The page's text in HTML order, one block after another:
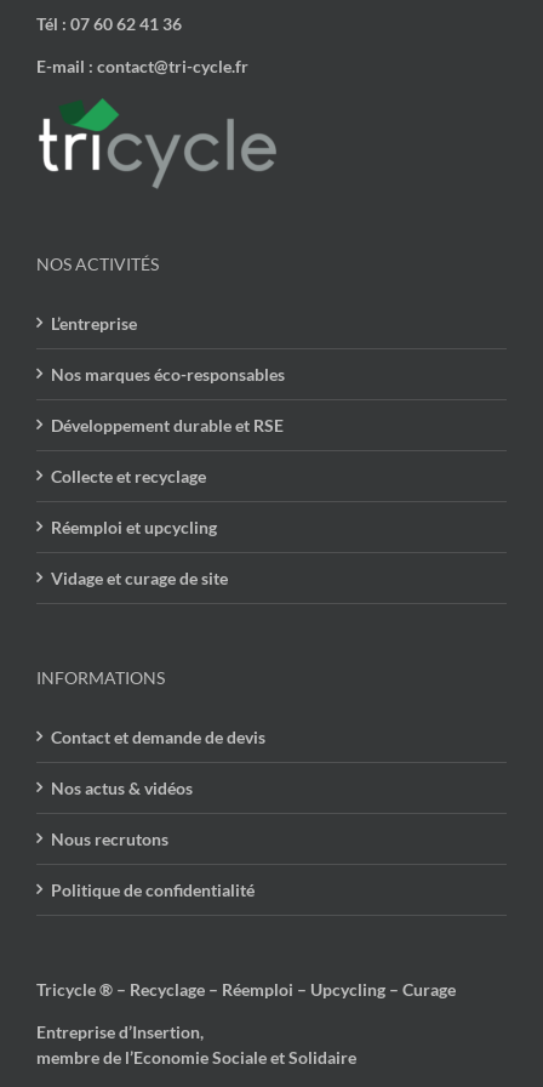
Tél : 07 60 62 41 36
E-mail : contact@tri-cycle.fr
NOS ACTIVITÉS
L’entreprise
Nos marques éco-responsables
Développement durable et RSE
Collecte et recyclage
Réemploi et upcycling
Vidage et curage de site
INFORMATIONS
Contact et demande de devis
Nos actus & vidéos
Nous recrutons
Politique de confidentialité
Tricycle ® – Recyclage – Réemploi – Upcycling – Curage
Entreprise d’Insertion,
membre de l’Economie Sociale et Solidaire